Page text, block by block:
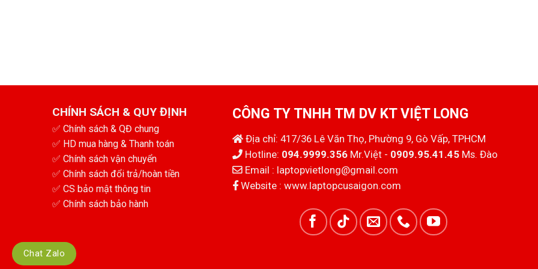
CHÍNH SÁCH & QUY ĐỊNH
✅ Chính sách & QĐ chung
✅ HD mua hàng & Thanh toán
✅ Chính sách vận chuyển
✅ Chính sách đổi trả/hoàn tiền
✅ CS bảo mật thông tin
✅ Chính sách bảo hành
CÔNG TY TNHH TM DV KT VIỆT LONG
Địa chỉ: 417/36 Lê Văn Thọ, Phường 9, Gò Vấp, TPHCM
Hotline: 094.9999.356 Mr.Việt - 0909.95.41.45 Ms. Đào
Email : laptopvietlong@gmail.com
Website : www.laptopcusaigon.com
Chat Zalo